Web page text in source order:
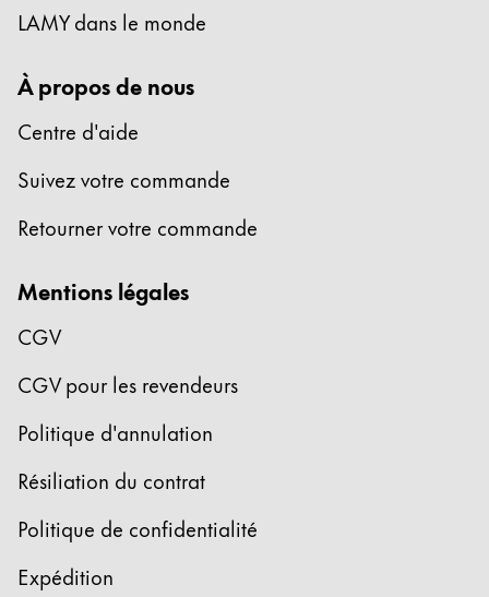
Global
La région « Global » couvre les pays où Lamy
Europe
Cette région répertorie les pays et les langues
Greece
polski
Romania
Sweden
svenska
Türkiye
Amérique centrale & Caraïbes
Cette région répertorie les pays et les langues
Créer un compte
Créer un compte
LAMY dans le monde
À propos de nous
Centre d'aide
Suivez votre commande
Retourner votre commande
Mentions légales
CGV
CGV pour les revendeurs
Politique d'annulation
Résiliation du contrat
Politique de confidentialité
Expédition